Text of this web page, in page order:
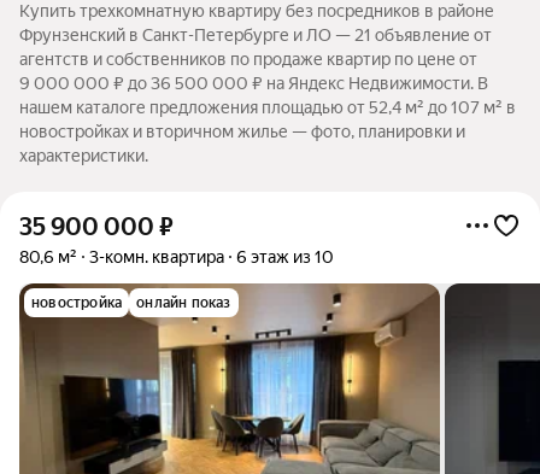
Купить трехкомнатную квартиру без посредников в районе
Фрунзенский в Санкт-Петербурге и ЛО — 21 объявление от
агентств и собственников по продаже квартир по цене от
9 000 000 ₽ до 36 500 000 ₽ на Яндекс Недвижимости. В
нашем каталоге предложения площадью от 52,4 м² до 107 м² в
новостройках и вторичном жилье — фото, планировки и
характеристики.
35 900 000 ₽
80,6 м² 3-комн. квартира 6 этаж из 10
новостройка онлайн показ